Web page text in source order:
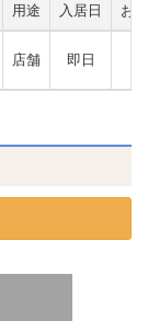
用途 入居日 お
店舗 即日